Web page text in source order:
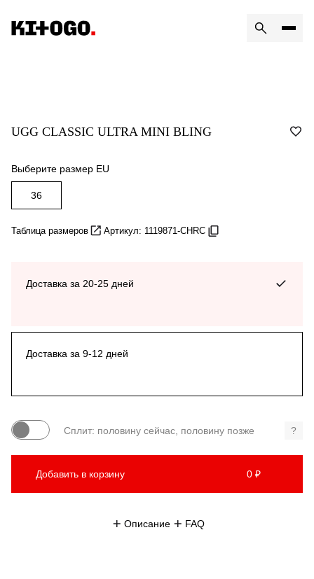
UGG CLASSIC ULTRA MINI BLING
Выберите размер EU
36
Таблица размеров Артикул: 1119871-CHRC
Доставка за 20-25 дней
Доставка за 9-12 дней
Сплит: половину сейчас, половину позже ?
Добавить в корзину 0 ₽
Описание FAQ